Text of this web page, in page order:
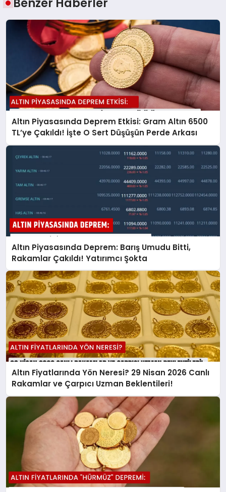
Altın Piyasasında Deprem Etkisi: Gram Altın 6500
TL’ye Çakıldı! İşte O Sert Düşüşün Perde Arkası
Altın Piyasasında Deprem: Barış Umudu Bitti,
Rakamlar Çakıldı! Yatırımcı Şokta
Altın Fiyatlarında Yön Neresi? 29 Nisan 2026 Canlı
Rakamlar ve Çarpıcı Uzman Beklentileri!